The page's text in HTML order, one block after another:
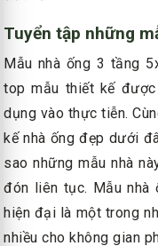
Tuyển tập những
Mẫu nhà ống 3 tầng
top mẫu thiết kế
dụng vào thực tiễn.
kế nhà ống đẹp dưới
sao những mẫu nhà
đón liên tục. Mẫu nhà
hiện đại là một trong
nhiều cho không gian